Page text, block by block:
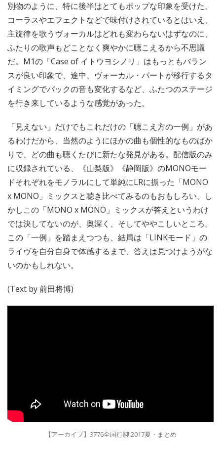
別物のように、特に後半はとてもポップな印象を受けた。
コーラスやエフェクトなどで味付けされているとはいえ、
主旋律を歌うヴォーカルはどれも変わらないはずなのに、
ふたりの歌声もどことなく爽やかに聴こえるから不思議
だ。M1の「Case of イトウヨシノリ」はもっともバラン
スが良い印象で、途中、ヴォーカル・パートが移行するタ
イミングでバックの音も変化するなど、ふたつのステージ
を行き来しているような感覚があった。
「見えない」だけでもこれだけの「聴こえ方の一例」があ
るわけだから、当然のようにほかの曲も個性的なものばか
りで、どの曲も聴くたびに新たな発見がある。配信版のみ
に収録されている、《山梨版》《静岡版》のMONOモー
ドそれぞれをモノラルにして単純にLRに振った「MONO
x MONO」ミックスと聴き比べてみるのもおもしろい。し
かしこの「MONO x MONO」ミックスが答えというわけ
では決してないのが、奥深く、そしてややこしいところ。
この「一例」を踏まえつつも、結局は「LINKモード」の
ライヴを自分自身で体感するまで、答えは見つけようがな
いのかもしれない。
(Text by 前田将博)
【アーカイブ】3776全国行脚!2017夏・まとめ